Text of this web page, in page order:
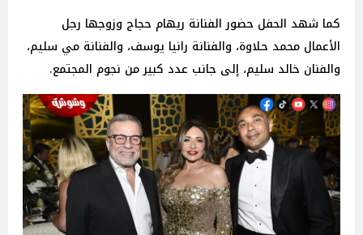
كما شهد الحفل حضور الفنانة ريهام حجاج وزوجها رجل
الأعمال محمد حلاوة، والفنانة رانيا يوسف، والفنانة مي سليم،
والفنان خالد سليم، إلى جانب عدد كبير من نجوم المجتمع.